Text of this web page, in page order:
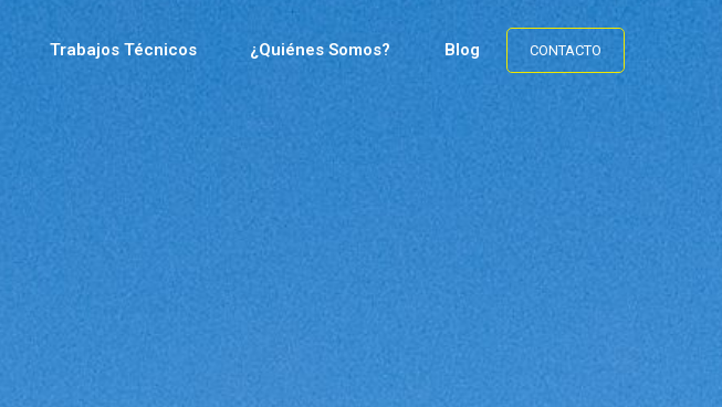
Trabajos Técnicos ¿Quiénes Somos? Blog CONTACTO